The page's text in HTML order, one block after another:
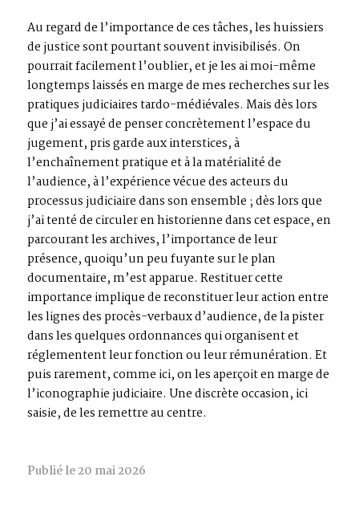
Au regard de l’importance de ces tâches, les huissiers
de justice sont pourtant souvent invisibilisés. On
pourrait facilement l’oublier, et je les ai moi-même
longtemps laissés en marge de mes recherches sur les
pratiques judiciaires tardo-médiévales. Mais dès lors
que j’ai essayé de penser concrètement l’espace du
jugement, pris garde aux interstices, à
l’enchaînement pratique et à la matérialité de
l’audience, à l’expérience vécue des acteurs du
processus judiciaire dans son ensemble ; dès lors que
j’ai tenté de circuler en historienne dans cet espace, en
parcourant les archives, l’importance de leur
présence, quoiqu’un peu fuyante sur le plan
documentaire, m’est apparue. Restituer cette
importance implique de reconstituer leur action entre
les lignes des procès-verbaux d’audience, de la pister
dans les quelques ordonnances qui organisent et
réglementent leur fonction ou leur rémunération. Et
puis rarement, comme ici, on les aperçoit en marge de
l’iconographie judiciaire. Une discrète occasion, ici
saisie, de les remettre au centre.
Publié le 20 mai 2026